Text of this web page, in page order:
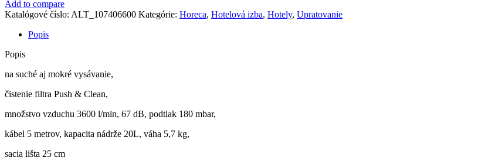
Aero
21-
01
PC
Add to compare
Katalógové číslo: ALT_107406600 Kategórie: Horeca, Hotelová izba, Hotely, Upratovanie
Popis
Popis
na suché aj mokré vysávanie,
čistenie filtra Push & Clean,
množstvo vzduchu 3600 l/min, 67 dB, podtlak 180 mbar,
kábel 5 metrov, kapacita nádrže 20L, váha 5,7 kg,
sacia lišta 25 cm